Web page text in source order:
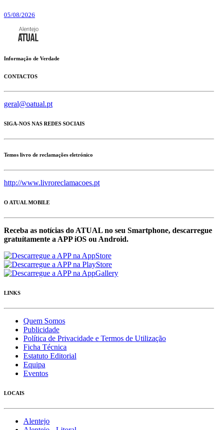
05/08/2026
Informação de Verdade
CONTACTOS
geral@oatual.pt
SIGA-NOS NAS REDES SOCIAIS
Temos livro de reclamações eletrónico
http://www.livroreclamacoes.pt
O ATUAL MOBILE
Receba as notícias do ATUAL no seu Smartphone, descarregue
gratuítamente a APP iOS ou Android.
LINKS
Quem Somos
Publicidade
Política de Privacidade e Termos de Utilização
Ficha Técnica
Estatuto Editorial
Equipa
Eventos
LOCAIS
Alentejo